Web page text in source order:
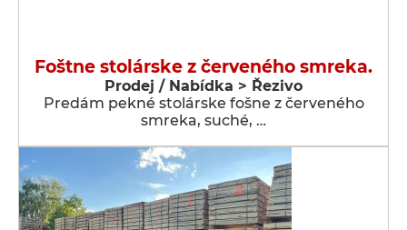
Foštne stolárske z červeného smreka.
Prodej / Nabídka > Řezivo
Predám pekné stolárske fošne z červeného
smreka, suché, …